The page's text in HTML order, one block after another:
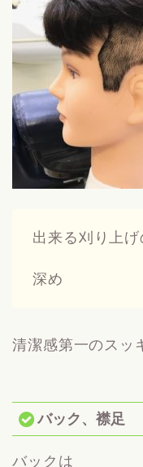
出来る刈り上げ
深め
清潔感第一のスッ
バック、襟足
バックは